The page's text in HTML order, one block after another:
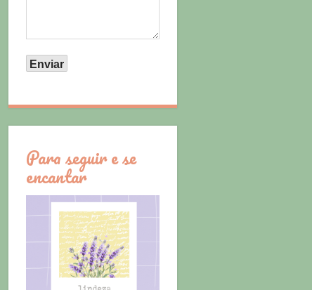
Para seguir e se
encantar